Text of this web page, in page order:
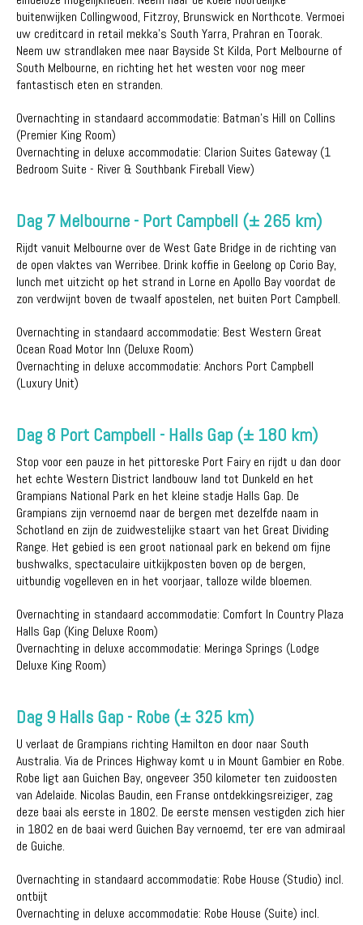
buitenwijken Collingwood, Fitzroy, Brunswick en Northcote. Vermoei
uw creditcard in retail mekka's South Yarra, Prahran en Toorak.
Neem uw strandlaken mee naar Bayside St Kilda, Port Melbourne of
South Melbourne, en richting het het westen voor nog meer
fantastisch eten en stranden.
Overnachting in standaard accommodatie: Batman's Hill on Collins
(Premier King Room)
Overnachting in deluxe accommodatie: Clarion Suites Gateway (1
Bedroom Suite - River & Southbank Fireball View)
Dag 7 Melbourne - Port Campbell (± 265 km)
Rijdt vanuit Melbourne over de West Gate Bridge in de richting van
de open vlaktes van Werribee. Drink koffie in Geelong op Corio Bay,
lunch met uitzicht op het strand in Lorne en Apollo Bay voordat de
zon verdwijnt boven de twaalf apostelen, net buiten Port Campbell.
Overnachting in standaard accommodatie: Best Western Great
Ocean Road Motor Inn (Deluxe Room)
Overnachting in deluxe accommodatie: Anchors Port Campbell
(Luxury Unit)
Dag 8 Port Campbell - Halls Gap (± 180 km)
Stop voor een pauze in het pittoreske Port Fairy en rijdt u dan door
het echte Western District landbouw land tot Dunkeld en het
Grampians National Park en het kleine stadje Halls Gap. De
Grampians zijn vernoemd naar de bergen met dezelfde naam in
Schotland en zijn de zuidwestelijke staart van het Great Dividing
Range. Het gebied is een groot nationaal park en bekend om fijne
bushwalks, spectaculaire uitkijkposten boven op de bergen,
uitbundig vogelleven en in het voorjaar, talloze wilde bloemen.
Overnachting in standaard accommodatie: Comfort In Country Plaza
Halls Gap (King Deluxe Room)
Overnachting in deluxe accommodatie: Meringa Springs (Lodge
Deluxe King Room)
Dag 9 Halls Gap - Robe (± 325 km)
U verlaat de Grampians richting Hamilton en door naar South
Australia. Via de Princes Highway komt u in Mount Gambier en Robe.
Robe ligt aan Guichen Bay, ongeveer 350 kilometer ten zuidoosten
van Adelaide. Nicolas Baudin, een Franse ontdekkingsreiziger, zag
deze baai als eerste in 1802. De eerste mensen vestigden zich hier
in 1802 en de baai werd Guichen Bay vernoemd, ter ere van admiraal
de Guiche.
Overnachting in standaard accommodatie: Robe House (Studio) incl.
ontbijt
Overnachting in deluxe accommodatie: Robe House (Suite) incl.